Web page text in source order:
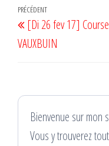
Navigation
de
l’article
Article
précédent
PRÉCÉDENT
[Di 26 fev 17]
VAUXBUIN
Bienvenue sur mon
Vous y trouverez